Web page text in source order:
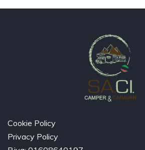
Cookie Policy
Privacy Policy